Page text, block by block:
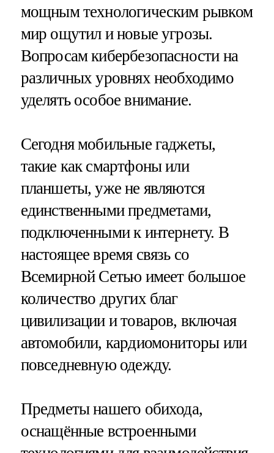
мощным технологическим рывком
мир ощутил и новые угрозы.
Вопросам кибербезопасности на
различных уровнях необходимо
уделять особое внимание.
Сегодня мобильные гаджеты,
такие как смартфоны или
планшеты, уже не являются
единственными предметами,
подключенными к интернету. В
настоящее время связь со
Всемирной Сетью имеет большое
количество других благ
цивилизации и товаров, включая
автомобили, кардиомониторы или
повседневную одежду.
Предметы нашего обихода,
оснащённые встроенными